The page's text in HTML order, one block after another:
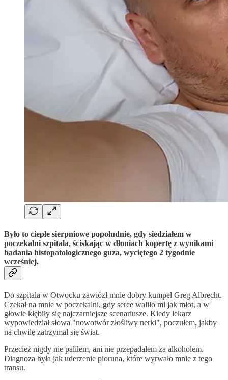
Było to ciepłe sierpniowe popołudnie, gdy siedziałem w
poczekalni szpitala, ściskając w dłoniach kopertę z wynikami
badania histopatologicznego guza, wyciętego 2 tygodnie
wcześniej.
Do szpitala w Otwocku zawiózł mnie dobry kumpel Greg Albrecht.
Czekał na mnie w poczekalni, gdy serce waliło mi jak młot, a w
głowie kłębiły się najczarniejsze scenariusze. Kiedy lekarz
wypowiedział słowa "nowotwór złośliwy nerki", poczułem, jakby
na chwilę zatrzymał się świat.
Przecież nigdy nie paliłem, ani nie przepadałem za alkoholem.
Diagnoza była jak uderzenie pioruna, które wyrwało mnie z tego
transu.